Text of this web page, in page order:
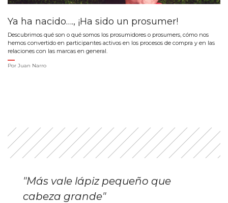
Ya ha nacido…., ¡Ha sido un prosumer!
Descubrimos qué son o qué somos los prosumidores o prosumers, cómo nos
hemos convertido en participantes activos en los procesos de compra y en las
relaciones con las marcas en general.
Por Juan Narro
"Más vale lápiz pequeño que
cabeza grande"